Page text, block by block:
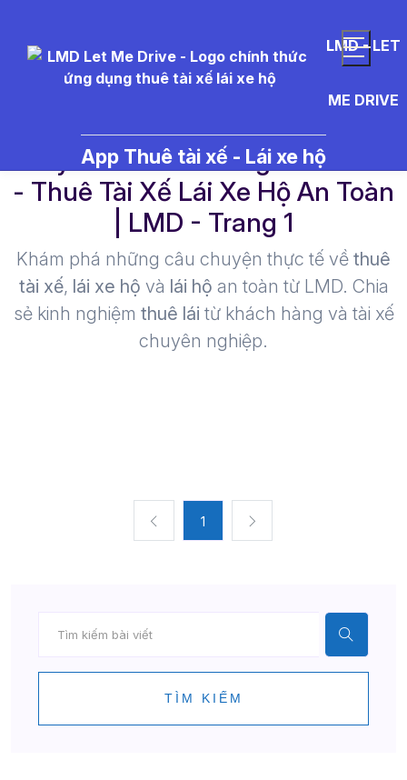
LMD - LET
ME DRIVE
App Thuê tài xế - Lái xe hộ
- Thuê Tài Xế Lái Xe Hộ An Toàn
| LMD - Trang 1​
Khám phá những câu chuyện thực tế về thuê
tài xế, lái xe hộ và lái hộ an toàn từ LMD. Chia
sẻ kinh nghiệm thuê lái từ khách hàng và tài xế
chuyên nghiệp.
1
TÌM KIẾM